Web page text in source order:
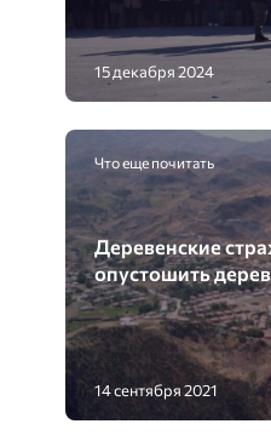
15 декабря 2024
Что еще почитать
Деревенские
опустошить
14 сентября 2021